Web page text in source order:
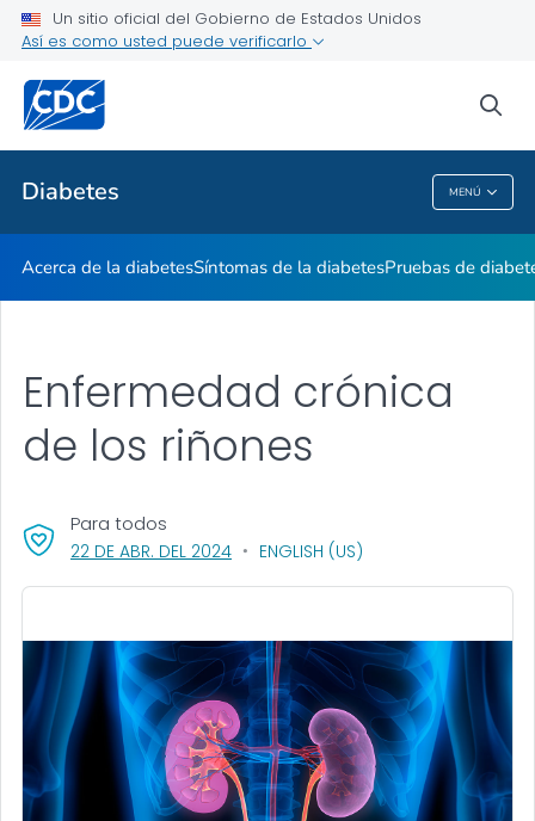
Un sitio oficial del Gobierno de Estados Unidos
Así es como usted puede verificarlo
Diabetes MENÚ
Vivir con diabetes
Temas relacionados
Diabetes
Acerca de la diabetesSíntomas de la diabetesPruebas de
Enfermedad crónica
de los riñones
22 DE ABR. DEL 2024, VISIT LINK FOR DETAILS.
ENGLISH (US)
Para todos